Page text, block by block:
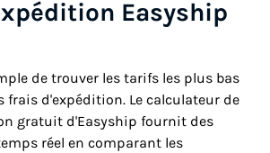
Easyship
de trouver les tarifs les plus bas
frais d'expédition. Le calculateur de
gratuit d'Easyship fournit des
réel en comparant les